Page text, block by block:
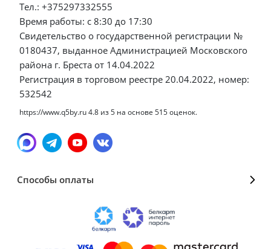
Тел.: +375297332555
Время работы: с 8:30 до 17:30
Свидетельство о государственной регистрации №
0180437, выданное Администрацией Московского
района г. Бреста от 14.04.2022
Регистрация в торговом реестре 20.04.2022, номер:
532542
https://www.q5by.ru4.8 из5 на основе 515оценок.
Способы оплаты